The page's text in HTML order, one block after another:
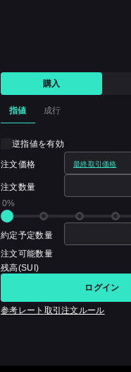
注文履歴
購入
指値 成行
逆指値を有効
注文価格 最終取引価格
注文数量
0%
約定予定数量
注文可能数量
残高(SUI)
ログイン
参考レート 取引注文ルール